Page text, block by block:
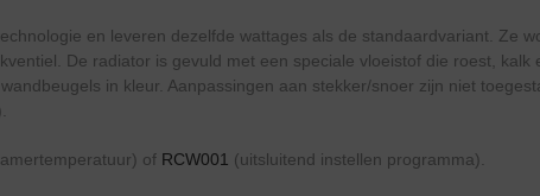
en leveren dezelfde wattages als de standaardvariant. Ze
De radiator is gevuld met een speciale vloeistof die roest,
in kleur. Aanpassingen aan stekker/snoer zijn niet
of RCW001 (uitsluitend instellen programma).